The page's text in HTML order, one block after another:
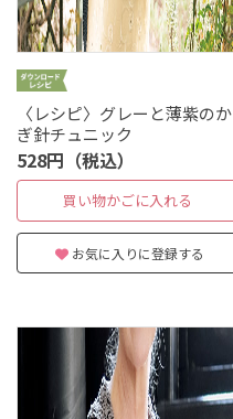
〈レシピ〉グレーと薄紫のか
ぎ針チュニック
528円（税込）
買い物かごに入れる
お気に入りに登録する